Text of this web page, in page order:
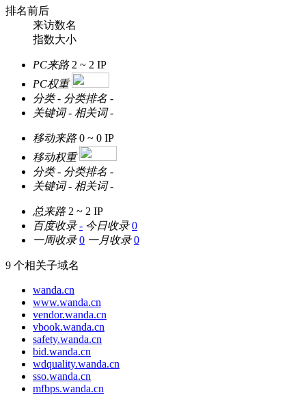
排名前后
来访数名
指数大小
PC来路 2 ~ 2 IP
PC权重
分类 - 分类排名 -
关键词 - 相关词 -
移动来路 0 ~ 0 IP
移动权重
分类 - 分类排名 -
关键词 - 相关词 -
总来路 2 ~ 2 IP
百度收录 - 今日收录 0
一周收录 0 一月收录 0
9 个相关子域名
wanda.cn
www.wanda.cn
vendor.wanda.cn
vbook.wanda.cn
safety.wanda.cn
bid.wanda.cn
wdquality.wanda.cn
sso.wanda.cn
mfbps.wanda.cn